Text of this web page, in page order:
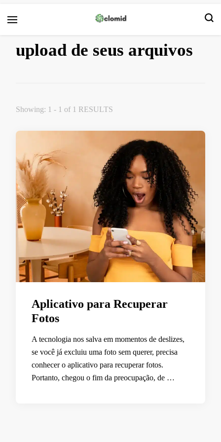
upload de seus arquivos
Showing: 1 - 1 of 1 RESULTS
Aplicativo para Recuperar
Fotos
A tecnologia nos salva em momentos de deslizes,
se você já excluiu uma foto sem querer, precisa
conhecer o aplicativo para recuperar fotos.
Portanto, chegou o fim da preocupação, de …